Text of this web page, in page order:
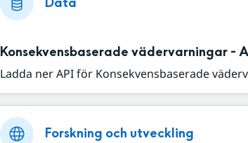
Konsekvensbaserade vädervarningar -
Ladda ner API för Konsekvensbaserade
Forskning och utveckling